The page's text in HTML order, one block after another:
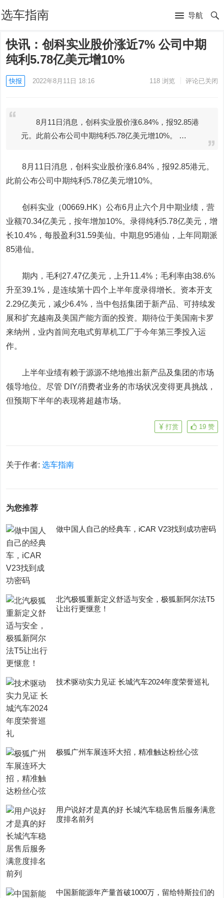
选车指南 导航
快讯：创科实业股价涨近7% 公司中期
纯利5.78亿美元增10%
快报 2022年8月11日 18:16 118浏览 评论已关闭
8月11日消息，创科实业股价涨6.84%，报92.85港
元。此前公布公司中期纯利5.78亿美元增10%。 …
8月11日消息，创科实业 股价涨6.84%，报92.85港元。
此前公布公司中期纯利5.78亿美元增10%。
创科实业（00669.HK）公布6月止六个月中期业绩，营
业额70.34亿美元，按年增加10%。录得纯利5.78亿美元，增
长10.4%，每股盈利31.59美仙。中期息95港仙，上年同期派
85港仙。
期内，毛利27.47亿美元，上升11.4%；毛利率由38.6%
升至39.1%，是连续第十四个上半年度录得增长。资本开支
2.29亿美元，减少6.4%，当中包括集团于新产品、可持续发
展和扩充越南及美国产能方面的投资。期待位于美国南卡罗
来纳州，业内首间充电式剪草机工厂于今年第三季投入运
作。
上半年业绩有赖于源源不绝地推出新产品及集团的市场
领导地位。尽管 DIY/消费者业务的市场状况变得更具挑战，
但预期下半年的表现将超越市场。
19 赞
打赏
关于作者:选车指南
为您推荐
做中国人自己的经典车，iCAR V23找到成功密码
​北汽极狐重新定义舒适与安全，极狐新阿尔法T5
让出行更惬意！
技术驱动实力见证 长城汽车2024年度荣誉巡礼
极狐广州车展连环大招，精准触达粉丝心弦
用户说好才是真的好 长城汽车稳居售后服务满意
度排名前列
中国新能源年产量首破1000万，留给特斯拉们的